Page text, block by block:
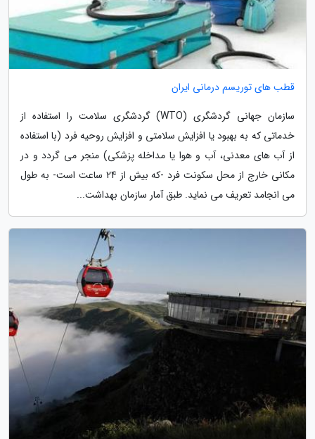
قطب های توریسم درمانی ایران
سازمان جهانی گردشگری (WTO) گردشگری سلامت را استفاده از
خدماتی که به بهبود یا افزایش سلامتی و افزایش روحیه فرد (با استفاده
از آب های معدنی، آب و هوا یا مداخله پزشکی) منجر می گردد و در
مکانی خارج از محل سکونت فرد -که بیش از 24 ساعت است- به طول
می انجامد تعریف می نماید. طبق آمار سازمان بهداشت...